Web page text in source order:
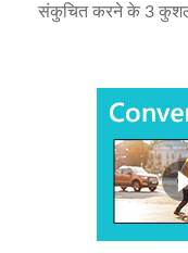
संकुचित करने के 3 कुशल